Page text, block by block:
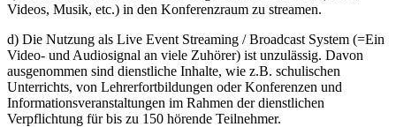
Videos, Musik, etc.) in den Konferenzraum zu streamen.
d) Die Nutzung als Live Event Streaming / Broadcast System (=Ein
Video- und Audiosignal an viele Zuhörer) ist unzulässig. Davon
ausgenommen sind dienstliche Inhalte, wie z.B. schulischen
Unterrichts, von Lehrerfortbildungen oder Konferenzen und
Informationsveranstaltungen im Rahmen der dienstlichen
Verpflichtung für bis zu 150 hörende Teilnehmer.